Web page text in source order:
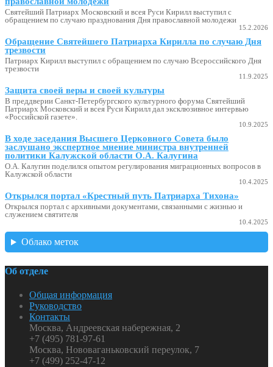
Святейший Патриарх Московский и всея Руси Кирилл выступил с
обращением по случаю празднования Дня православной молодежи
15.2.2026
Обращение Святейшего Патриарха Кирилла по случаю Дня
трезвости
Патриарх Кирилл выступил с обращением по случаю Всероссийского Дня
трезвости
11.9.2025
Защита своей веры и своей культуры
В преддверии Санкт-Петербургского культурного форума Святейший
Патриарх Московский и всея Руси Кирилл дал эксклюзивное интервью
«Российской газете».
10.9.2025
В ходе заседания Высшего Церковного Совета было
заслушано экспертное мнение министра внутренней
политики Калужской области О.А. Калугина
О.А. Калугин поделился опытом регулирования миграционных вопросов в
Калужской области
10.4.2025
Открылся портал «Крестный путь Патриарха Тихона»
Открылся портал с архивными документами, связанными с жизнью и
служением святителя
10.4.2025
Облако меток
Об отделе
Общая информация
Руководство
Контакты
Москва, Андреевская набережная, 2
+7 (495) 781-97-61
Москва, Нововаганьковский переулок, 7
+7 (499) 252-47-12